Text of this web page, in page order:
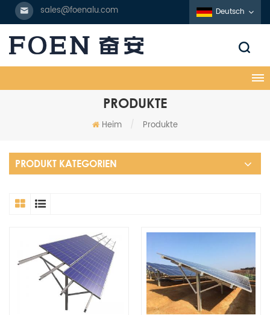
sales@foenalu.com Deutsch
PRODUKTE
Heim / Produkte
PRODUKT KATEGORIEN